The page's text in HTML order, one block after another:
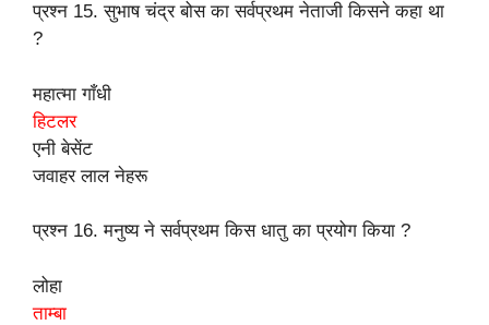
प्रश्न 15. सुभाष चंद्र बोस का सर्वप्रथम नेताजी किसने कहा था
?
महात्मा गाँधी
हिटलर
एनी बेसेंट
जवाहर लाल नेहरू
प्रश्न 16. मनुष्य ने सर्वप्रथम किस धातु का प्रयोग किया ?
लोहा
ताम्बा